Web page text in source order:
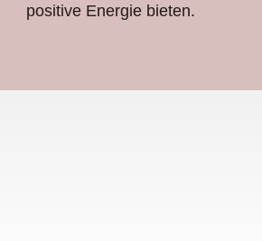
positive Energie bieten.